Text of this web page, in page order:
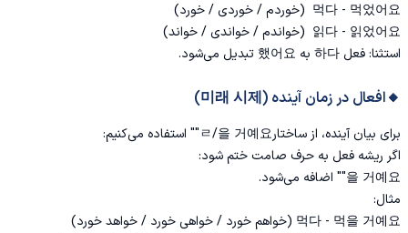
먹다 - 먹었어요 (خوردم / خوردی / خورد)
읽다 - 읽었어요 (خواندم / خواندی / خواند)
استثنا: فعل 하다 به 했어요 تبدیل می‌شود.
🔸افعال در زمان آینده (미래 시제)
برای بیان آینده، از ساختارㄹ/을 거예요"" استفاده می‌کنیم:
اگر ریشه فعل به حرف صامت ختم شود:
을 거예요"" اضافه می‌شود.
مثال:
먹다 - 먹을 거예요 (خواهم خورد / خواهی خورد / خواهد خورد)